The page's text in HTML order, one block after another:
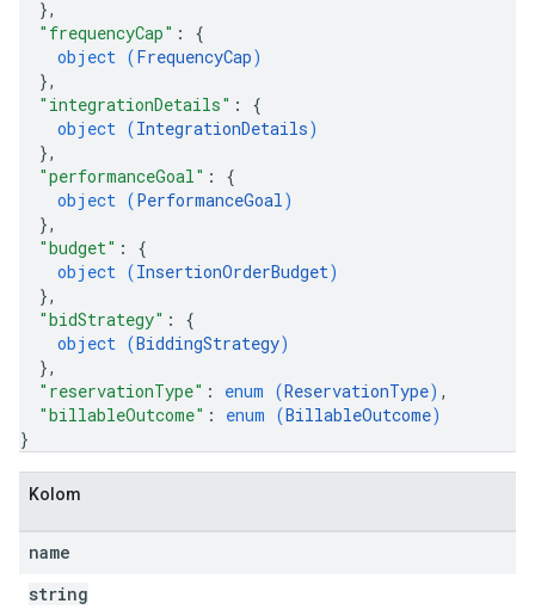
},
"frequencyCap" : {
object (FrequencyCap)
},
"integrationDetails" : {
object (IntegrationDetails)
},
"performanceGoal" : {
object (PerformanceGoal)
},
"budget" : {
object (InsertionOrderBudget)
},
"bidStrategy" : {
object (BiddingStrategy)
},
"reservationType" : enum (ReservationType) ,
"billableOutcome" : enum (BillableOutcome)
}
Kolom
name
string